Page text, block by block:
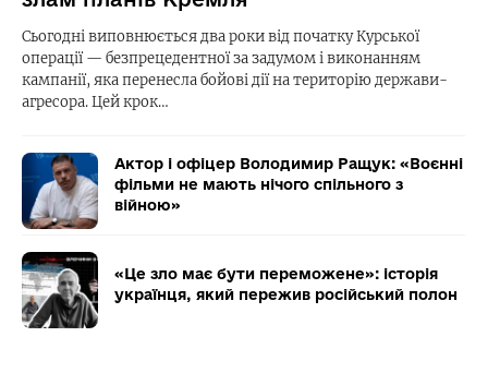
Сьогодні виповнюється два роки від початку Курської
операції — безпрецедентної за задумом і виконанням
кампанії, яка перенесла бойові дії на територію держави-
агресора. Цей крок…
Актор і офіцер Володимир Ращук: «Воєнні
фільми не мають нічого спільного з
війною»
«Це зло має бути переможене»: історія
українця, який пережив російський полон